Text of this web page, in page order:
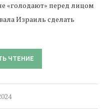
«голодают» перед лицом
Израиль сделать
ЧТЕНИЕ